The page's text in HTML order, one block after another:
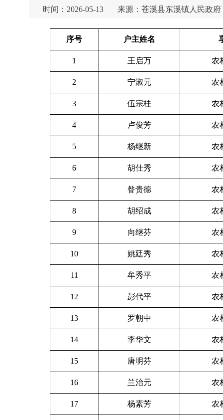
时间：2026-05-13 来源：苍溪县东溪镇人民政府
序号 户主姓名
1 王启万 农
2 宁淑元 农
3 伍宗桂 农
4 卢俊芳 农
5 杨继新 农
6 胡仕秀 农
7 昝贵德 农
8 胡绍成 农
9 向继芬 农
10 姚廷秀 农
11 牟秀平 农
12 彭代平 农
13 罗朝中 农
14 李华文 农
15 唐明芬 农
16 兰治元 农
17 杨素芳 农